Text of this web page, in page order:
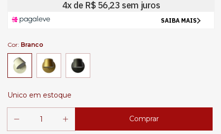
Cor: Branco
Unico em estoque